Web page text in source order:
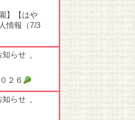
】【はや
情報（7/3
知らせ ,
２６
知らせ ,